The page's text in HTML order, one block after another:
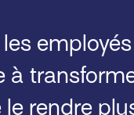
à
rendre